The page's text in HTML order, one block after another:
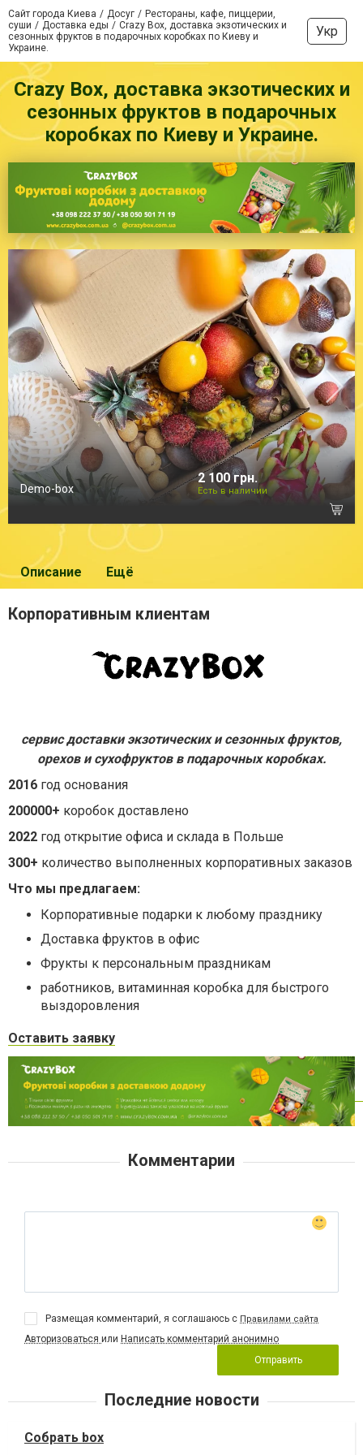
Сайт города Киева Досуг
Рестораны, кафе, пиццерии,
суши
Доставка еды
Crazy Box, доставка экзотических и
сезонных фруктов в подарочных коробках по Киеву и
Украине.
Укр
Crazy Box, доставка экзотических и
сезонных фруктов в подарочных
коробках по Киеву и Украине.
Demo-box
2 100 грн.
Есть в наличии
Описание Ещё
Корпоративным клиентам
сервис доставки экзотических и сезонных фруктов,
орехов и сухофруктов в подарочных коробках.
2016 год основания
200000+ коробок доставлено
2022 год открытие офиса и склада в Польше
300+ количество выполненных корпоративных заказов
Что мы предлагаем:
Корпоративные подарки к любому празднику
Доставка фруктов в офис
Фрукты к персональным праздникам
работников, витаминная коробка для быстрого
выздоровления
Оставить заявку
Комментарии
Размещая комментарий, я соглашаюсь с Правилами сайта
Авторизоваться или Написать комментарий анонимно
Отправить
Последние новости
Собрать box